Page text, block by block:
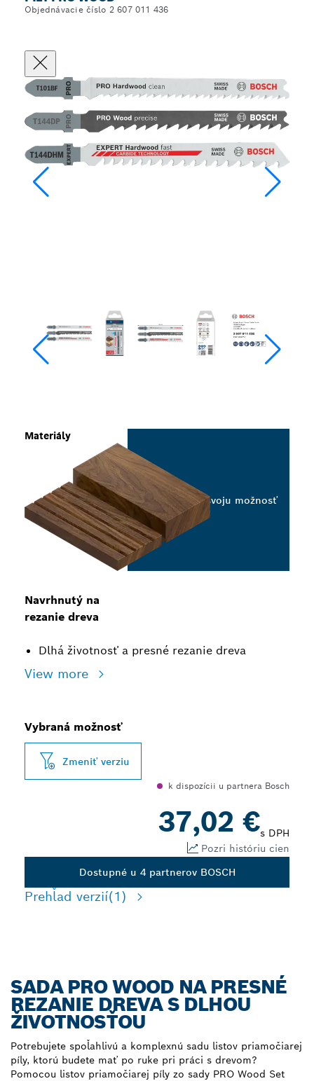
Objednávacie číslo 2 607 011 436
Navrhnutý na
rezanie dreva
Dlhá životnosť a presné rezanie dreva
View more
Materiály
Vyberte svoju možnosť
Vybraná možnosť
Zmeniť verziu
k dispozícii u partnera Bosch
37,02 €s DPH
Pozri históriu cien
Dostupné u 4 partnerov BOSCH
Prehľad verzií(1)
SADA PRO WOOD NA PRESNÉ
REZANIE DREVA S DLHOU
ŽIVOTNOSŤOU
Potrebujete spoľahlivú a komplexnú sadu listov priamočiarej
píly, ktorú budete mať po ruke pri práci s drevom?
Pomocou listov priamočiarej píly zo sady PRO Wood Set